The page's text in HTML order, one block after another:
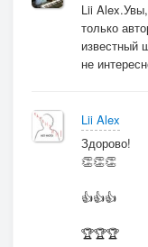
Lii
только
известный
не
Lii Alex
Здорово!
👏👏👏
👍👍👍
🏆🏆🏆